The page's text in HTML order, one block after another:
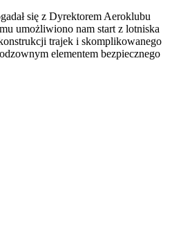
się z Dyrektorem Aeroklubu
umożliwiono nam start z lotniska
trajek i skomplikowanego
elementem bezpiecznego